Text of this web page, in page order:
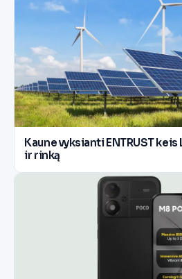
Kaune vyksianti ENTRUST
ir rinką